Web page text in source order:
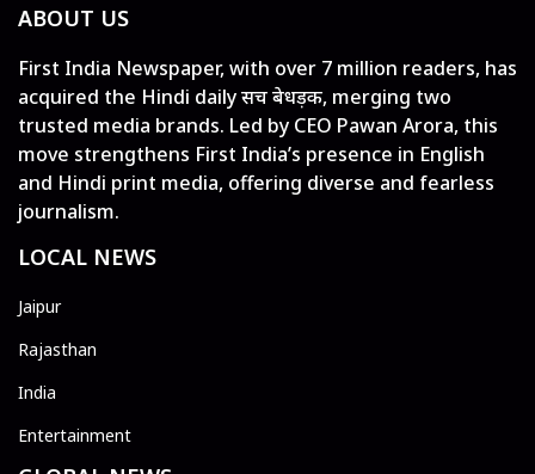
ABOUT US
First India Newspaper, with over 7 million readers, has
acquired the Hindi daily सच बेधड़क, merging two
trusted media brands. Led by CEO Pawan Arora, this
move strengthens First India’s presence in English
and Hindi print media, offering diverse and fearless
journalism.
LOCAL NEWS
Jaipur
Rajasthan
India
Entertainment